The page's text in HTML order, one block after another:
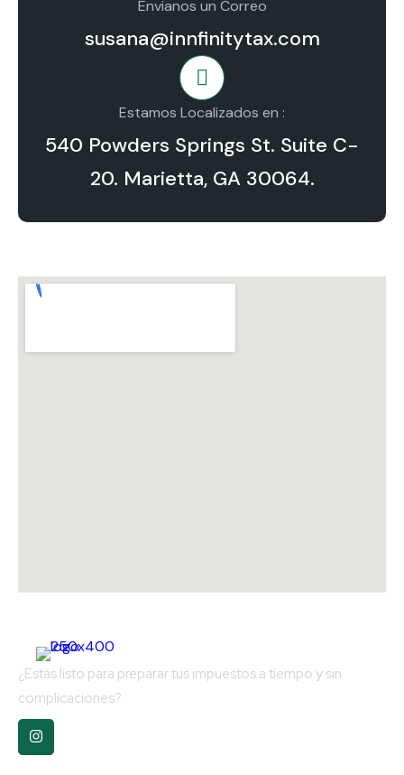
Envianos un Correo
susana@innfinitytax.com
Estamos Localizados en :
540 Powders Springs St. Suite C-
20. Marietta, GA 30064.
¿Estás listo para preparar tus impuestos a tiempo y sin
complicaciones?